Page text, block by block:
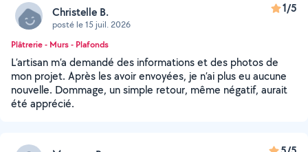
Christelle B.
posté le 15 juil. 2026
1/5
Plâtrerie - Murs - Plafonds
L’artisan m’a demandé des informations et des photos de
mon projet. Après les avoir envoyées, je n’ai plus eu aucune
nouvelle. Dommage, un simple retour, même négatif, aurait
été apprécié.